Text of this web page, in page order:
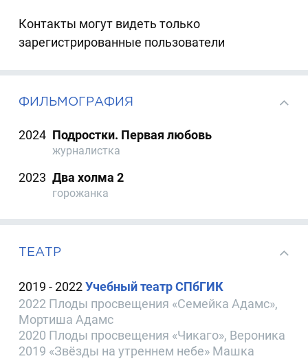
Контакты могут видеть только
зарегистрированные пользователи
ФИЛЬМОГРАФИЯ
2024 Подростки. Первая любовь
журналистка
2023 Два холма 2
горожанка
ТЕАТР
2019 - 2022Учебный театр СПбГИК
2022 Плоды просвещения «Семейка Адамс»,
Мортиша Адамс
2020 Плоды просвещения «Чикаго», Вероника
2019 «Звёзды на утреннем небе» Машка